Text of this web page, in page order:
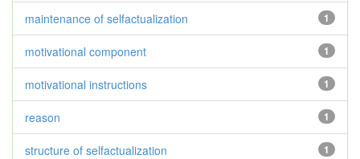
1
maintenance of selfactualization
1
motivational component
1
motivational instructions
1
reason
1
structure of selfactualization